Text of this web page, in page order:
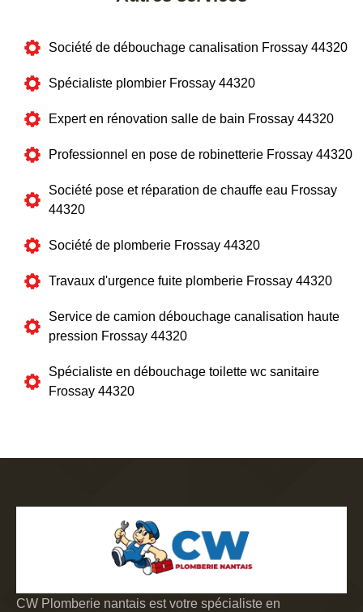
Société de débouchage canalisation Frossay 44320
Spécialiste plombier Frossay 44320
Expert en rénovation salle de bain Frossay 44320
Professionnel en pose de robinetterie Frossay 44320
Société pose et réparation de chauffe eau Frossay
44320
Société de plomberie Frossay 44320
Travaux d'urgence fuite plomberie Frossay 44320
Service de camion débouchage canalisation haute
pression Frossay 44320
Spécialiste en débouchage toilette wc sanitaire
Frossay 44320
CW Plomberie nantais est votre spécialiste en